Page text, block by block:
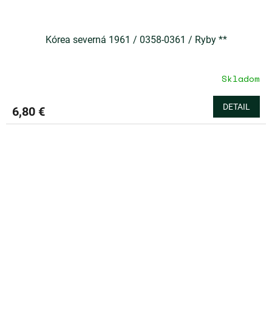
Kórea severná 1961 / 0358-0361 / Ryby **
Skladom
6,80 € DETAIL